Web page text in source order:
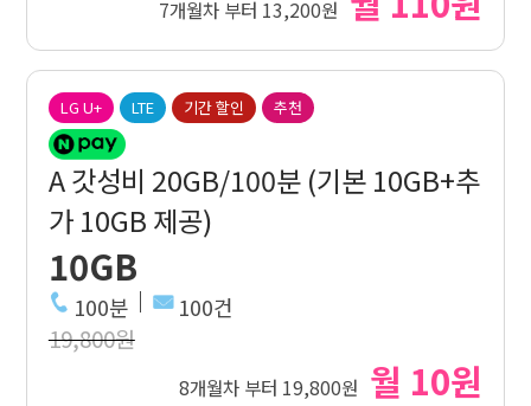
7개월차 부터 13,200원
LG U+ LTE 기간 할인 추천
A 갓성비 20GB/100분 (기본 10GB+추
가 10GB 제공)
10GB
100분 100건
19,800원
8개월차 부터 19,800원 월 10원